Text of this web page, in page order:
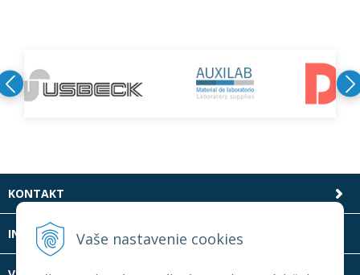
Vaše nastavenie cookies
KONTAKT
INFOLINKA